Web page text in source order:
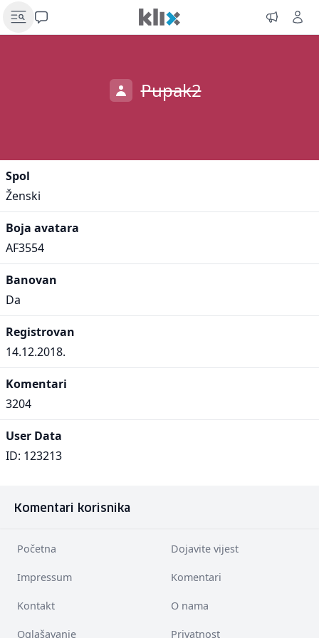
Pupak2
Spol
Ženski
Boja avatara
AF3554
Banovan
Da
Registrovan
14.12.2018.
Komentari
3204
User Data
ID: 123213
Komentari korisnika
Početna Dojavite vijest
Impressum Komentari
Kontakt O nama
Oglašavanje Privatnost